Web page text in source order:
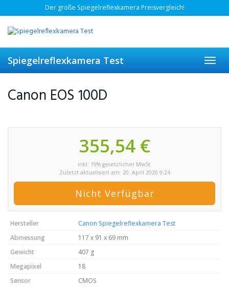
to
main
content
Der große Spiegelreflexkamera Preisvergleich!
Spiegelreflexkamera Test
Canon EOS 100D
355,54 €
inkl. 19% gesetzlicher MwSt.
Zuletzt aktualisiert am: 20. April 2020 9:24
Nicht Verfügbar
Hersteller
Canon Spiegelreflexkamera Test
Abmessung
117 x 91 x 69 mm
Gewicht
407 g
Megapixel
18
Sensor
CMOS